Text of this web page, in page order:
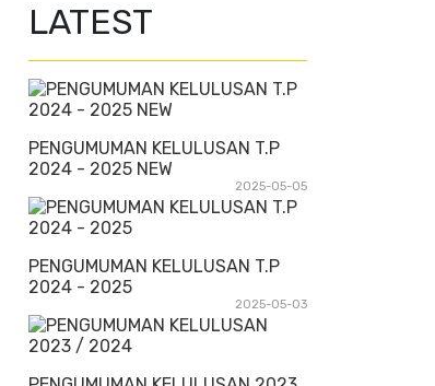
LATEST
PENGUMUMAN KELULUSAN T.P
2024 - 2025 NEW
2025-05-05
PENGUMUMAN KELULUSAN T.P
2024 - 2025
2025-05-03